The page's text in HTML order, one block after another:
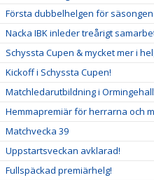
Första dubbelhelgen för säsongen
Nacka IBK inleder treårigt
Schyssta Cupen & mycket mer i
Kickoff i Schyssta Cupen!
Matchledarutbildning i
Hemmapremiär för herrarna och
Matchvecka 39
Uppstartsveckan avklarad!
Fullspäckad premiärhelg!